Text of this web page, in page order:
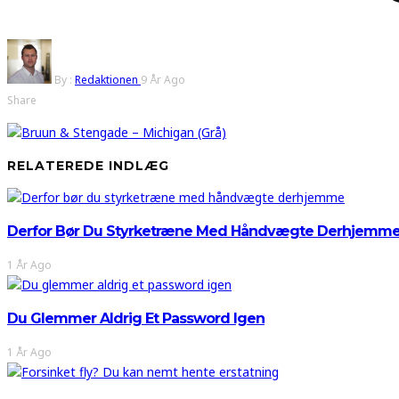
By : Redaktionen 9 År Ago
Share
RELATEREDE INDLÆG
Derfor Bør Du Styrketræne Med Håndvægte
1 År Ago
Du Glemmer Aldrig Et Password Igen
1 År Ago